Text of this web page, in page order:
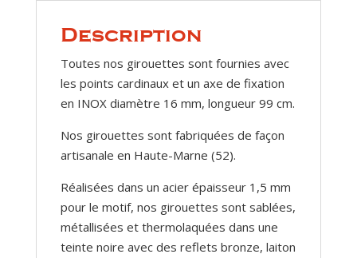
Description
Toutes nos girouettes sont fournies avec
les points cardinaux et un axe de fixation
en INOX diamètre 16 mm, longueur 99 cm.
Nos girouettes sont fabriquées de façon
artisanale en Haute-Marne (52).
Réalisées dans un acier épaisseur 1,5 mm
pour le motif, nos girouettes sont sablées,
métallisées et thermolaquées dans une
teinte noire avec des reflets bronze, laiton